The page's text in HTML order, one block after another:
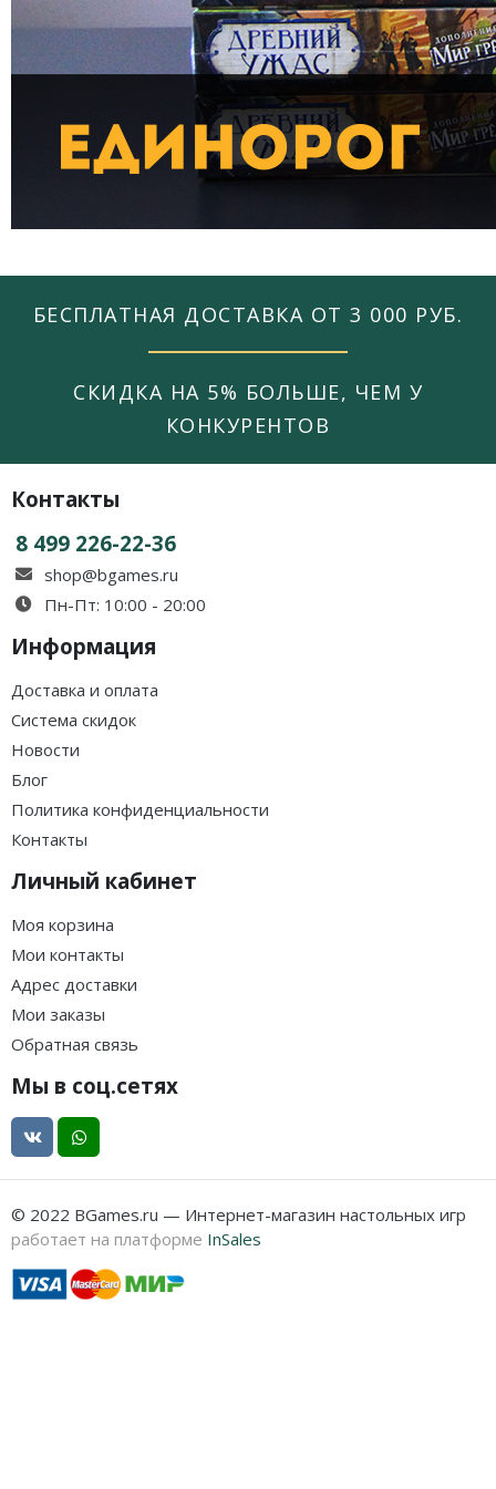
БЕСПЛАТНАЯ ДОСТАВКА ОТ 3 000 РУБ.
СКИДКА НА 5% БОЛЬШЕ, ЧЕМ У
КОНКУРЕНТОВ
Контакты
8 499 226-22-36
shop@bgames.ru
Пн-Пт: 10:00 - 20:00
Информация
Доставка и оплата
Система скидок
Новости
Блог
Политика конфиденциальности
Контакты
Личный кабинет
Моя корзина
Мои контакты
Адрес доставки
Мои заказы
Обратная связь
Мы в соц.сетях
© 2022 BGames.ru — Интернет-магазин настольных игр
работает на платформе InSales